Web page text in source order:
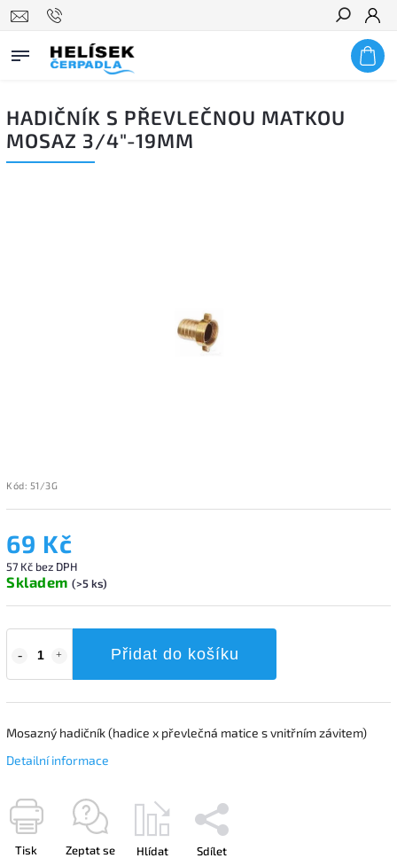
Hledat
HADIČNÍK S PŘEVLEČNOU MATKOU
MOSAZ 3/4"-19MM
Kód: 51/3G
69 Kč
57 Kč bez DPH
Skladem (>5 ks)
Přidat do košíku
Mosazný hadičník (hadice x převlečná matice s vnitřním závitem)
Detailní informace
Tisk Zeptat se Hlídat Sdílet